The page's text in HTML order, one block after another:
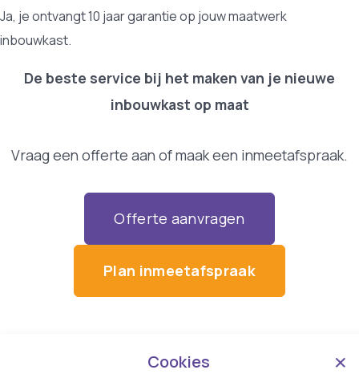
Ja, je ontvangt 10 jaar garantie op jouw maatwerk
inbouwkast.
De beste service bij het maken van je nieuwe
inbouwkast op maat
Vraag een offerte aan of maak een inmeetafspraak.
Offerte aanvragen
Plan inmeetafspraak
Cookies